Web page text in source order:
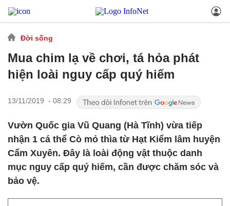
Đời sống
Mua chim lạ về chơi, tá hỏa phát
hiện loài nguy cấp quý hiếm
13/11/2019 - 08:29
Vườn Quốc gia Vũ Quang (Hà Tĩnh) vừa tiếp
nhận 1 cá thể Cò mỏ thìa từ Hạt Kiểm lâm huyện
Cẩm Xuyên. Đây là loài động vật thuộc danh
mục nguy cấp quý hiếm, cần được chăm sóc và
bảo vệ.